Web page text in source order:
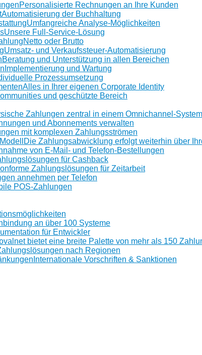
Personalisierte Rechnungen an Ihre Kunden
Automatisierung der Buchhaltung
Umfangreiche Analyse-Möglichkeiten
Unsere Full-Service-Lösung
Netto oder Brutto
Umsatz- und Verkaufssteuer-Automatisierung
Beratung und Unterstützung in allen Bereichen
Implementierung und Wartung
Prozessumsetzung
Alles in Ihrer eigenen Corporate Identity
und geschützte Bereich
Zahlungen zentral in einem Omnichannel-System
und Abonnements verwalten
mit komplexen Zahlungsströmen
Die Zahlungsabwicklung erfolgt weiterhin über
von E-Mail- und Telefon-Bestellungen
für Cashback
Zahlungslösungen für Zeitarbeit
annehmen per Telefon
POS-Zahlungen
an über 100 Systeme
für Entwickler
bietet eine breite Palette von mehr als 150
nach Regionen
Internationale Vorschriften & Sanktionen